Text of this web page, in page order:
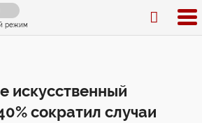
режим
искусственный
сократил случаи